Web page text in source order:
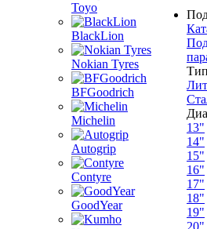
Toyo
BlackLion
Nokian Tyres
BFGoodrich
Michelin
Autogrip
Contyre
GoodYear
13"
14"
15"
16"
17"
18"
19"
20"